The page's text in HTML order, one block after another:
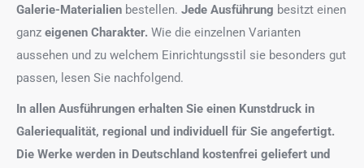
Galerie-Materialien bestellen. Jede Ausführung besitzt einen
ganz eigenen Charakter. Wie die einzelnen Varianten
aussehen und zu welchem Einrichtungsstil sie besonders gut
passen, lesen Sie nachfolgend.
In allen Ausführungen erhalten Sie einen Kunstdruck in
Galeriequalität, regional und individuell für Sie angefertigt.
Die Werke werden in Deutschland kostenfrei geliefert und